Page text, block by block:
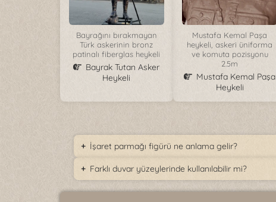
Bayrağını bırakmayan
Türk askerinin bronz
patinalı fiberglas heykeli
Bayrak Tutan Asker
Heykeli
Mustafa Kemal Paşa
heykeli, askeri üniforma
ve komuta pozisyonu
2.5m
Mustafa Kemal Paşa
Heykeli
İşaret parmağı figürü ne anlama gelir?
Farklı duvar yüzeylerinde kullanılabilir mi?